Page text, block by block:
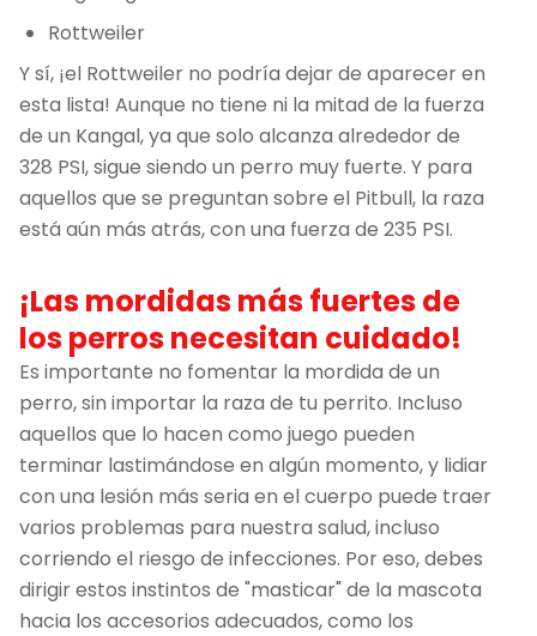
Rottweiler
Y sí, ¡el Rottweiler no podría dejar de aparecer en
esta lista! Aunque no tiene ni la mitad de la fuerza
de un Kangal, ya que solo alcanza alrededor de
328 PSI, sigue siendo un perro muy fuerte. Y para
aquellos que se preguntan sobre el Pitbull, la raza
está aún más atrás, con una fuerza de 235 PSI.
¡Las mordidas más fuertes de
los perros necesitan cuidado!
Es importante no fomentar la mordida de un
perro, sin importar la raza de tu perrito. Incluso
aquellos que lo hacen como juego pueden
terminar lastimándose en algún momento, y lidiar
con una lesión más seria en el cuerpo puede traer
varios problemas para nuestra salud, incluso
corriendo el riesgo de infecciones. Por eso, debes
dirigir estos instintos de "masticar" de la mascota
hacia los accesorios adecuados, como los